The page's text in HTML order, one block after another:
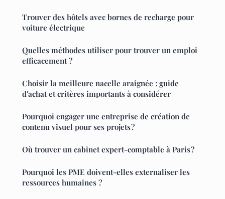
Trouver des hôtels avec bornes de recharge pour
voiture électrique
Quelles méthodes utiliser pour trouver un emploi
efficacement ?
Choisir la meilleure nacelle araignée : guide
d'achat et critères importants à considérer
Pourquoi engager une entreprise de création de
contenu visuel pour ses projets ?
Où trouver un cabinet expert-comptable à Paris ?
Pourquoi les PME doivent-elles externaliser les
ressources humaines ?